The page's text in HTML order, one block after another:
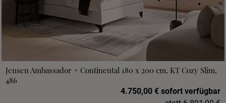
Jensen Ambassador + Continental 180 x 200 cm, KT Cozy Slim,
486
4.750,00 € sofort verfügbar